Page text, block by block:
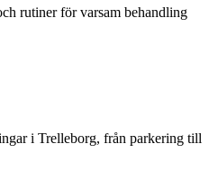
rutiner för varsam behandling
i Trelleborg, från parkering till